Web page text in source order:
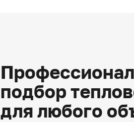
подбор
для любого